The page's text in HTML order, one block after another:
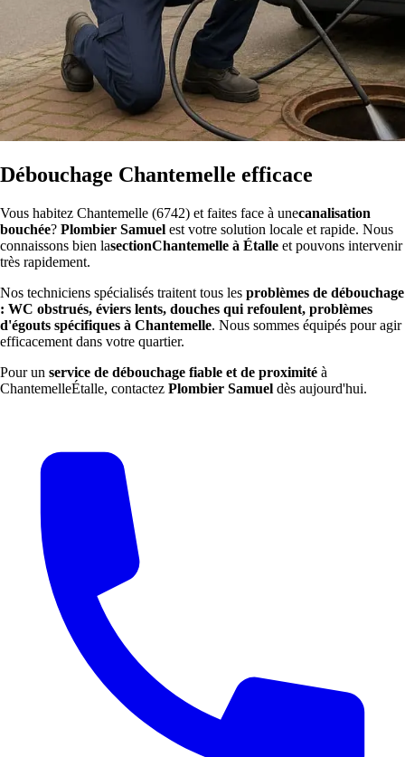
Débouchage Chantemelle efficace
Vous habitez Chantemelle (6742) et faites face à unecanalisation
bouchée? Plombier Samuel est votre solution locale et rapide. Nous
connaissons bien lasectionChantemelle à Étalle et pouvons intervenir
très rapidement.
Nos techniciens spécialisés traitent tous les problèmes de débouchage
: WC obstrués, éviers lents, douches qui refoulent, problèmes
d'égouts spécifiques à Chantemelle. Nous sommes équipés pour agir
efficacement dans votre quartier.
Pour un service de débouchage fiable et de proximité à
ChantemelleÉtalle, contactez Plombier Samuel dès aujourd'hui.